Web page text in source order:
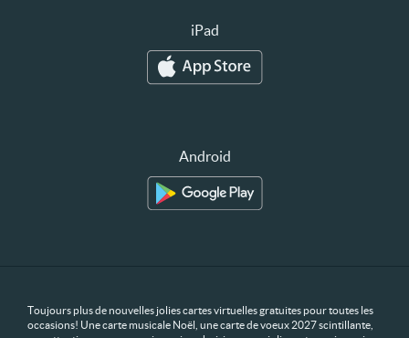
iPad
Android
Toujours plus de nouvelles jolies cartes virtuelles gratuites pour toutes les
occasions! Une carte musicale Noël, une carte de voeux 2027 scintillante,